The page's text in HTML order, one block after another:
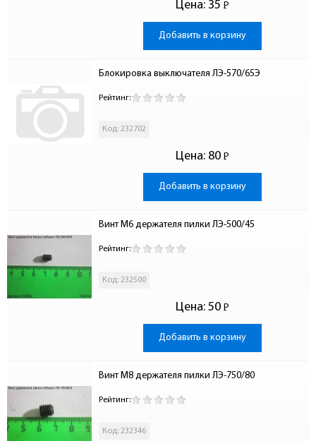
Цена: 35 Р
-
Добавить в корзину
Блокировка выключателя ЛЭ-570/65Э
Рейтинг:
Код: 232702
Цена: 80 Р
-
Добавить в корзину
Винт М6 держателя пилки ЛЭ-500/45
Рейтинг:
Код: 232500
Цена: 50 Р
-
Добавить в корзину
Винт М8 держателя пилки ЛЭ-750/80
Рейтинг:
Код: 232346